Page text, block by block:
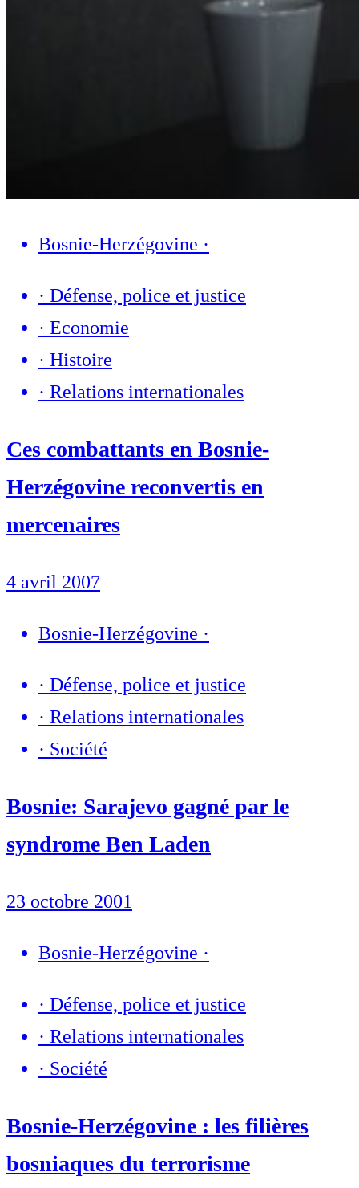
Bosnie-Herzégovine ·
· Défense, police et justice
· Economie
· Histoire
· Relations internationales
Ces combattants en Bosnie-
Herzégovine reconvertis en
mercenaires
4 avril 2007
Bosnie-Herzégovine ·
· Défense, police et justice
· Relations internationales
· Société
Bosnie: Sarajevo gagné par le
syndrome Ben Laden
23 octobre 2001
Bosnie-Herzégovine ·
· Défense, police et justice
· Relations internationales
· Société
Bosnie-Herzégovine : les filières
bosniaques du terrorisme